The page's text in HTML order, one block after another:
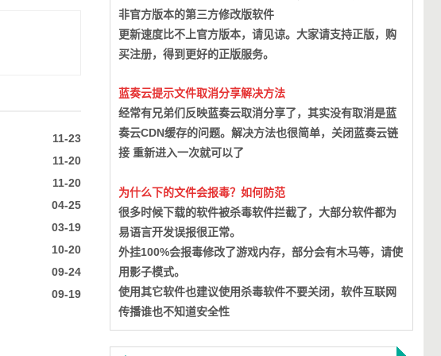
11-23
11-20
11-20
04-25
03-19
10-20
09-24
09-19
非官方版本的第三方修改版软件
更新速度比不上官方版本，请见谅。大家请支持正版，购
买注册，得到更好的正版服务。
蓝奏云提示文件取消分享解决方法
经常有兄弟们反映蓝奏云取消分享了，其实没有取消是蓝
奏云CDN缓存的问题。 解决方法也很简单，关闭蓝奏云链
接 重新进入一次就可以了
为什么下的文件会报毒？如何防范
很多时候下载的软件被杀毒软件拦截了，大部分软件都为
易语言开发误报很正常。
外挂100%会报毒修改了游戏内存，部分会有木马等，请使
用影子模式。
使用其它软件也建议使用杀毒软件不要关闭，软件互联网
传播谁也不知道安全性